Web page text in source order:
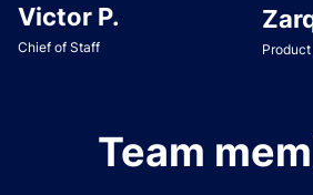
Victor P.
Chief of Staff
Team